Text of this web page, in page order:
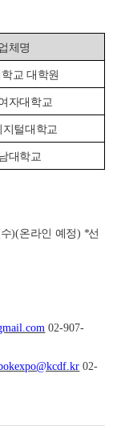
체명
교 대학원
자대학교
지털대학교
대학교
)(온라인 예정) *선
02-907-
02-